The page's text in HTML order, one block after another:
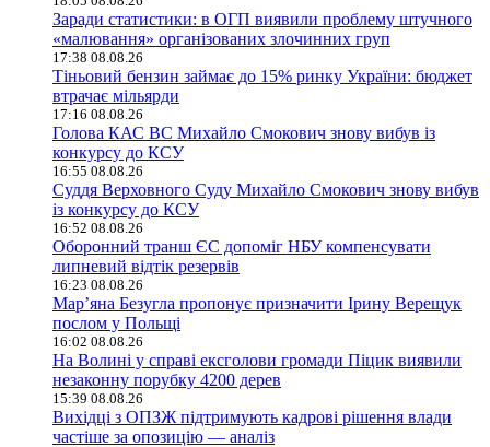
Заради статистики: в ОГП виявили проблему штучного
«малювання» організованих злочинних груп
17:38 08.08.26
Тіньовий бензин займає до 15% ринку України: бюджет
втрачає мільярди
17:16 08.08.26
Голова КАС ВС Михайло Смокович знову вибув із
конкурсу до КСУ
16:55 08.08.26
Суддя Верховного Суду Михайло Смокович знову вибув
із конкурсу до КСУ
16:52 08.08.26
Оборонний транш ЄС допоміг НБУ компенсувати
липневий відтік резервів
16:23 08.08.26
Мар’яна Безугла пропонує призначити Ірину Верещук
послом у Польщі
16:02 08.08.26
На Волині у справі ексголови громади Піцик виявили
незаконну порубку 4200 дерев
15:39 08.08.26
Вихідці з ОПЗЖ підтримують кадрові рішення влади
частіше за опозицію — аналіз